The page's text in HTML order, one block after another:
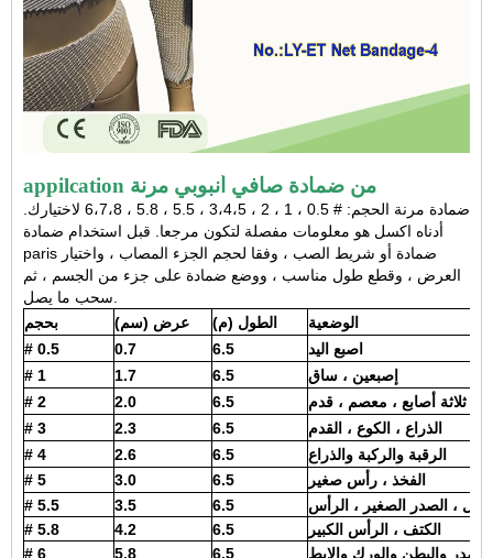
appilcation من ضمادة صافي أنبوبي مرنة
ضمادة مرنة
الحجم: # 0.5 ، 1 ، 2 ، 3،4،5 ، 5.5 ، 5.8 ، 6،7،8 لاختيارك.
أدناه اكسل هو معلومات مفصلة لتكون مرجعا. قبل استخدام ضمادة
paris ضمادة أو شريط الصب ، وفقا لحجم الجزء المصاب ، واختيار
العرض ، وقطع طول مناسب ، ووضع ضمادة على جزء من الجسم ، ثم
بحجم
عرض (سم) الطول (م)
الوضعية
# 0.5
0.7 6.5
اصبع اليد
# 1
1.7 6.5
إصبعين ، ساق
# 2
2.0 6.5
ثلاثة أصابع ، معصم ، قدم
# 3
2.3 6.5
الذراع ، الكوع ، القدم
# 4
2.6 6.5
الرقبة والركبة والذراع
# 5
3.0 6.5
# 5.5
3.5 6.5
، الصدر الصغير ، الرأس
# 5.8
4.2 6.5
الكتف ، الرأس الكبير
# 6
5.8 6.5
الصدر والبطن والورك والإبط